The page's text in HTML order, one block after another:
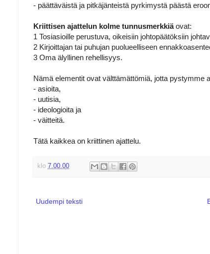
- päättäväistä ja pitkäjänteistä pyrkimystä päästä
Kriittisen ajattelun kolme tunnusmerkkiäovat:
1 Tosiasioille perustuva, oikeisiin johtopäätöksiin
2 Kirjoittajan tai puhujan puolueelliseen
3 Oma älyllinen rehellisyys.
Nämä elementit ovat välttämättömiä, jotta pystymme
- asioita,
- uutisia,
- ideologioita ja
- väitteitä.
Tätä kaikkea on kriittinen ajattelu.
klo 7.00.00
Uudempi teksti